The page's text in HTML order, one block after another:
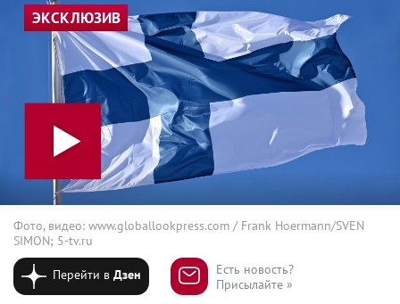
ЭКСКЛЮЗИВ
Фото, видео: www.globallookpress.com / Frank Hoermann/SVEN
SIMON; 5-tv.ru
Перейти вДзен
Есть новость?
Присылайте »